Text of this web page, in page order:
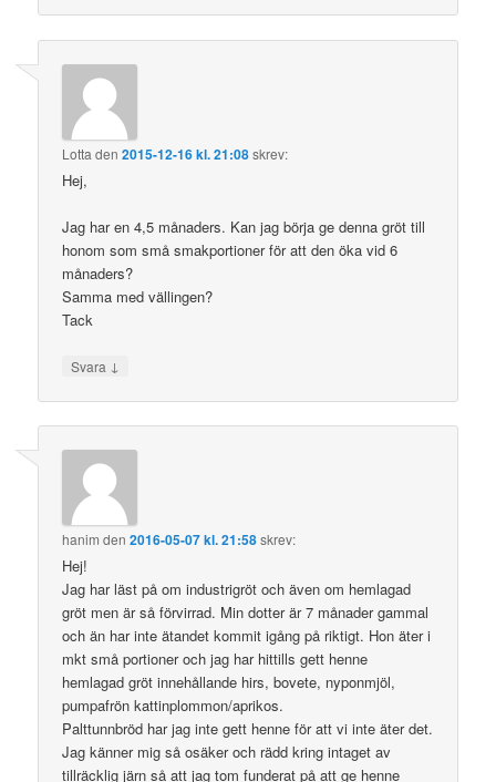
Lotta den2015-12-16 kl. 21:08skrev:
Hej,
Jag har en 4,5 månaders. Kan jag börja ge denna gröt till
honom som små smakportioner för att den öka vid 6
månaders?
Samma med vällingen?
Tack
Svara ↓
hanim den2016-05-07 kl. 21:58skrev:
Hej!
Jag har läst på om industrigröt och även om hemlagad
gröt men är så förvirrad. Min dotter är 7 månader gammal
och än har inte ätandet kommit igång på riktigt. Hon äter i
mkt små portioner och jag har hittills gett henne
hemlagad gröt innehållande hirs, bovete, nyponmjöl,
pumpafrön kattinplommon/aprikos.
Palttunnbröd har jag inte gett henne för att vi inte äter det.
Jag känner mig så osäker och rädd kring intaget av
tillräcklig järn så att jag tom funderat på att ge henne